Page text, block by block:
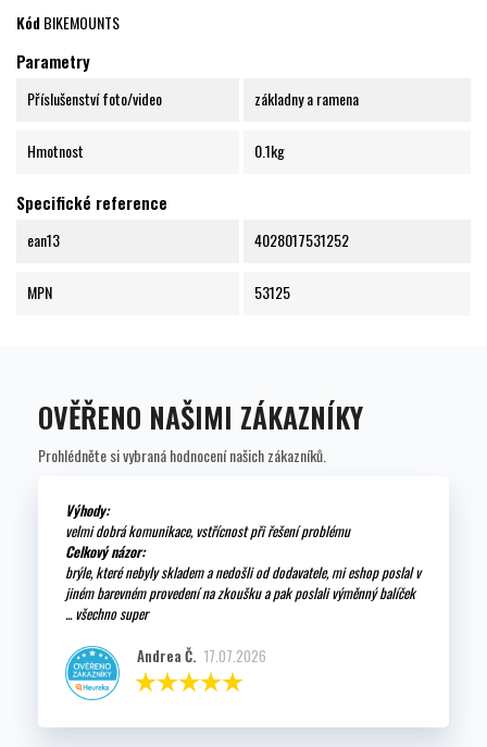
KódBIKEMOUNTS
Parametry
Příslušenství foto/video základny a ramena
Hmotnost 0.1kg
Specifické reference
ean13 4028017531252
MPN 53125
OVĚŘENO NAŠIMI ZÁKAZNÍKY
Prohlédněte si vybraná hodnocení našich zákazníků.
Výhody:
velmi dobrá komunikace, vstřícnost při řešení problému
Celkový názor:
brýle, které nebyly skladem a nedošli od dodavatele, mi eshop poslal v
jiném barevném provedení na zkoušku a pak poslali výměnný balíček
... všechno super
Andrea Č. 17.07.2026